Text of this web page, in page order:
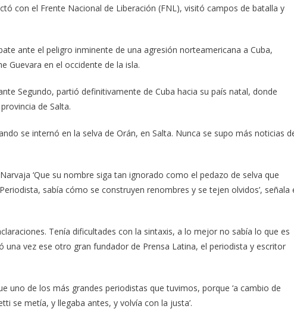
con el Frente Nacional de Liberación (FNL), visitó campos de batalla y
ante el peligro inminente de una agresión norteamericana a Cuba,
Guevara en el occidente de la isla.
Segundo, partió definitivamente de Cuba hacia su país natal, donde
de Salta.
se internó en la selva de Orán, en Salta. Nunca se supo más noticias
‘Que su nombre siga tan ignorado como el pedazo de selva que
sabía cómo se construyen renombres y se tejen olvidos’, señala
Tenía dificultades con la sintaxis, a lo mejor no sabía lo que es
una vez ese otro gran fundador de Prensa Latina, el periodista y escritor
uno de los más grandes periodistas que tuvimos, porque ‘a cambio de
se metía, y llegaba antes, y volvía con la justa’.